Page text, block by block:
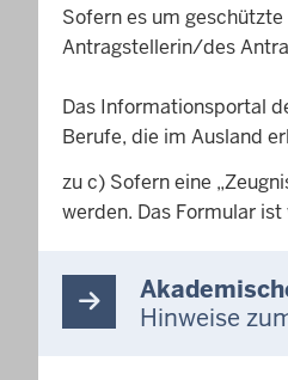
Sofern es um
Antragstellerin/des
Das Informationsportal
Berufe, die im Ausland
zu c) Sofern eine
werden. Das Formular
Hinweise